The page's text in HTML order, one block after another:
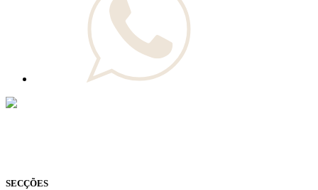
SECÇÕES